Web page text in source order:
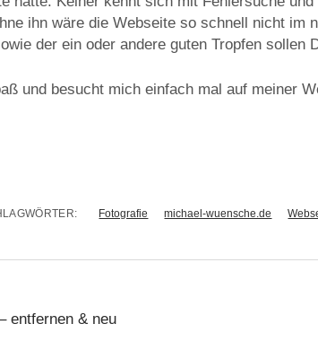
ihn wäre die Webseite so schnell nicht im
der ein oder andere guten Tropfen sollen
und besucht mich einfach mal auf meiner
Fotografie michael-wuensche.de
entfernen & neu